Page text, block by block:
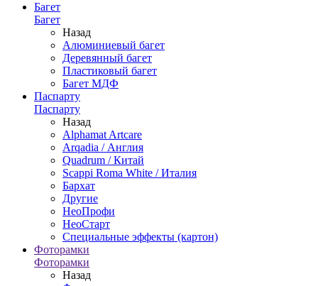
Багет
Багет
Назад
Алюминиевый багет
Деревянный багет
Пластиковый багет
Багет МДФ
Паспарту
Паспарту
Назад
Alphamat Artcare
Arqadia / Англия
Quadrum / Китай
Scappi Roma White / Италия
Бархат
Другие
НеоПрофи
НеоСтарт
Специальные эффекты (картон)
Фоторамки
Фоторамки
Назад